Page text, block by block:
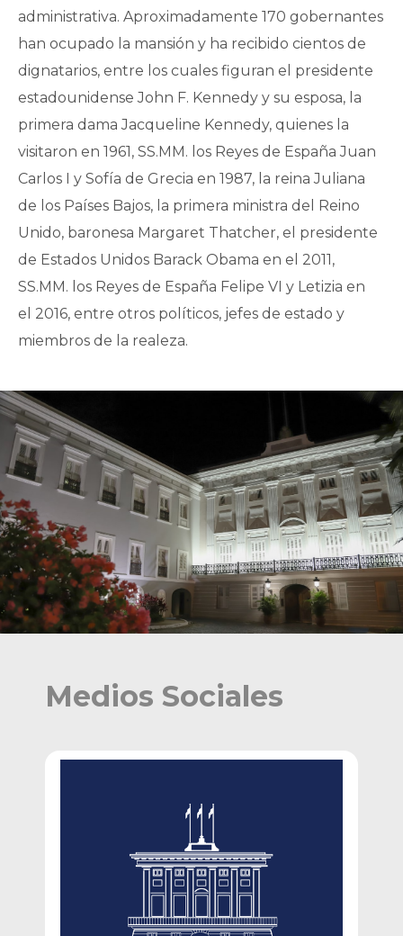
administrativa. Aproximadamente 170 gobernantes
han ocupado la mansión y ha recibido cientos de
dignatarios, entre los cuales figuran el presidente
estadounidense John F. Kennedy y su esposa, la
primera dama Jacqueline Kennedy, quienes la
visitaron en 1961, SS.MM. los Reyes de España Juan
Carlos I y Sofía de Grecia en 1987, la reina Juliana
de los Países Bajos, la primera ministra del Reino
Unido, baronesa Margaret Thatcher, el presidente
de Estados Unidos Barack Obama en el 2011,
SS.MM. los Reyes de España Felipe VI y Letizia en
el 2016, entre otros políticos, jefes de estado y
miembros de la realeza.
Medios Sociales